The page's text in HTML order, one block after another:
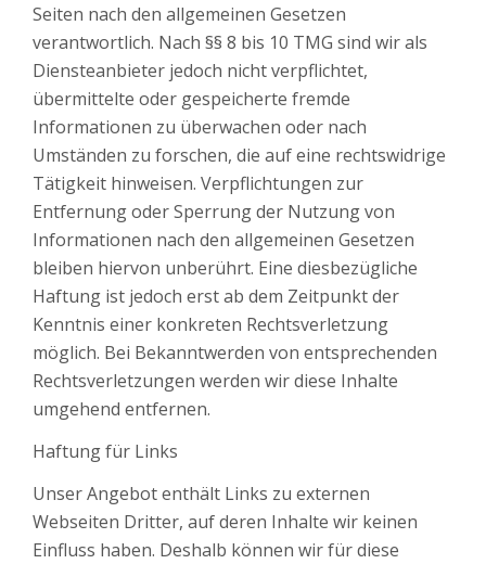
Seiten nach den allgemeinen Gesetzen
verantwortlich. Nach §§ 8 bis 10 TMG sind wir als
Diensteanbieter jedoch nicht verpflichtet,
übermittelte oder gespeicherte fremde
Informationen zu überwachen oder nach
Umständen zu forschen, die auf eine rechtswidrige
Tätigkeit hinweisen. Verpflichtungen zur
Entfernung oder Sperrung der Nutzung von
Informationen nach den allgemeinen Gesetzen
bleiben hiervon unberührt. Eine diesbezügliche
Haftung ist jedoch erst ab dem Zeitpunkt der
Kenntnis einer konkreten Rechtsverletzung
möglich. Bei Bekanntwerden von entsprechenden
Rechtsverletzungen werden wir diese Inhalte
umgehend entfernen.
Haftung für Links
Unser Angebot enthält Links zu externen
Webseiten Dritter, auf deren Inhalte wir keinen
Einfluss haben. Deshalb können wir für diese